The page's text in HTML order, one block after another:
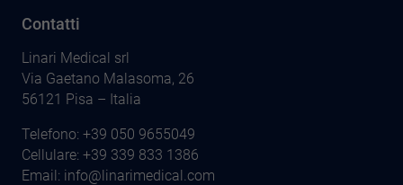
Contatti
Linari Medical srl
Via Gaetano Malasoma, 26
56121 Pisa – Italia
Telefono: +39 050 9655049
Cellulare: +39 339 833 1386
Email: info@linarimedical.com